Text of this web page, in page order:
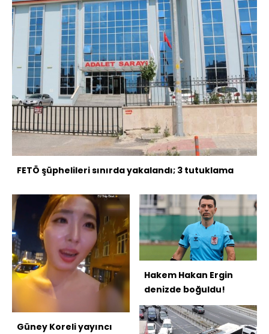
FETÖ şüphelileri sınırda yakalandı; 3 tutuklama
Güney Koreli yayıncı
Hakem Hakan Ergin
denizde boğuldu!